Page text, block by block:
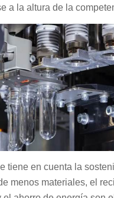
a la altura de la
tiene en cuenta la
menos materiales, el